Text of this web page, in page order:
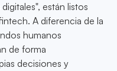
están listos
A diferencia de la
humanos
de forma
decisiones y